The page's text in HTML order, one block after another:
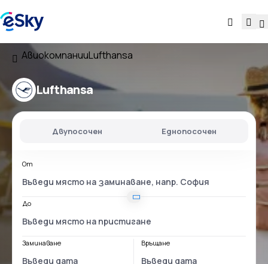
АвиокомпанииLufthansa
Lufthansa
Двупосочен Еднопосочен
От
До
Заминаване Връщане